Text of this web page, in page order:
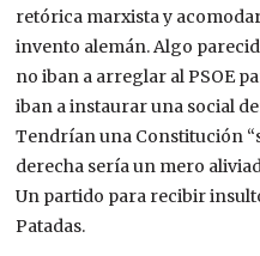
retórica marxista y
invento alemán. Algo
no iban a arreglar al PSOE
iban a instaurar una social
Tendrían una Constitución
derecha sería un mero
Un partido para recibir
Patadas.